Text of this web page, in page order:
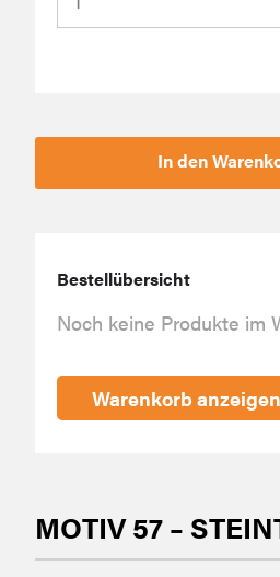
MOTIV 57 –
In den
Bestellübersicht
Noch keine Produkte im
Warenkorb anzeigen